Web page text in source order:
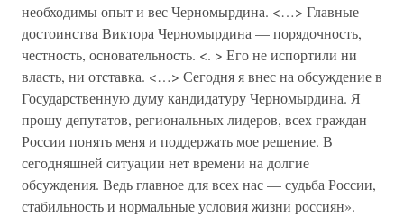
необходимы опыт и вес Черномырдина. <…> Главные
достоинства Виктора Черномырдина — порядочность,
честность, основательность. <. > Его не испортили ни
власть, ни отставка. <…> Сегодня я внес на обсуждение в
Государственную думу кандидатуру Черномырдина. Я
прошу депутатов, региональных лидеров, всех граждан
России понять меня и поддержать мое решение. В
сегодняшней ситуации нет времени на долгие
обсуждения. Ведь главное для всех нас — судьба России,
стабильность и нормальные условия жизни россиян».